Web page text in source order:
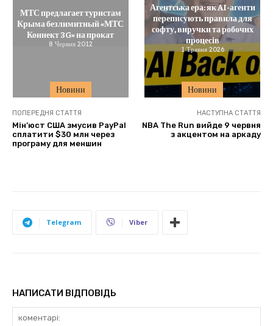
Новини
МТС предлагает туристам
Крыма безлимитный «МТС
Коннект 3G» на прокат
8 Червня 2012
Новини
Агентська ера: як AI-агенти
переписують правила для
софту, виручки та робочих
процесів
1 Травня 2026
ПОПЕРЕДНЯ СТАТТЯ
Мін’юст США змусив PayPal
сплатити $30 млн через
програму для меншин
НАСТУПНА СТАТТЯ
NBA The Run вийде 9 червня
з акцентом на аркаду
Telegram Viber
НАПИСАТИ ВІДПОВІДЬ